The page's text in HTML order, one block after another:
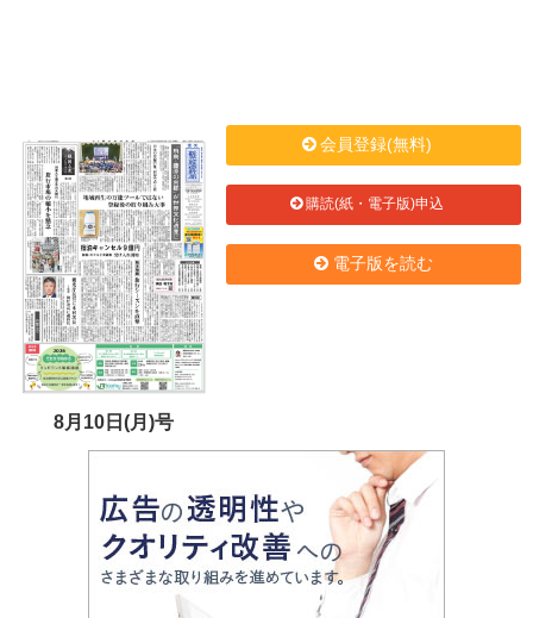
8月10日(月)号
会員登録(無料)
購読(紙・電子版)申込
電子版を読む